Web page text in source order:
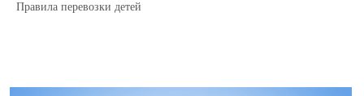
Правила перевозки детей